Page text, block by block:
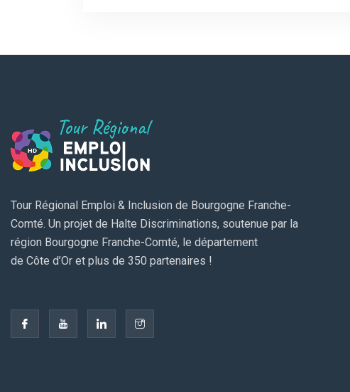
Tour Régional Emploi & Inclusion de Bourgogne Franche-
Comté. Un projet de Halte Discriminations, soutenue par la
région Bourgogne Franche-Comté, le département
de Côte d’Or et plus de 350 partenaires !